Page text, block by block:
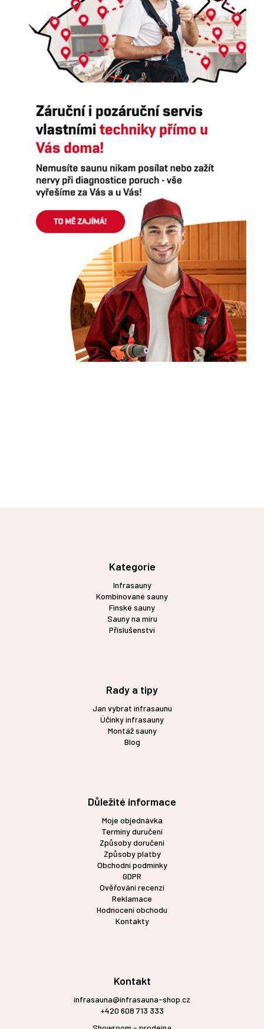
Kategorie
Infrasauny
Kombinované sauny
Finské sauny
Sauny na míru
Příslušenství
Rady a tipy
Jan vybrat infrasaunu
Účinky infrasauny
Montáž sauny
Blog
Důležité informace
Moje objednávka
Termíny duručení
Způsoby doručení
Způsoby platby
Obchodní podmínky
GDPR
Ověřování recenzí
Reklamace
Hodnocení obchodu
Kontakty
Kontakt
infrasauna@infrasauna-shop.cz
+420 608 713 333